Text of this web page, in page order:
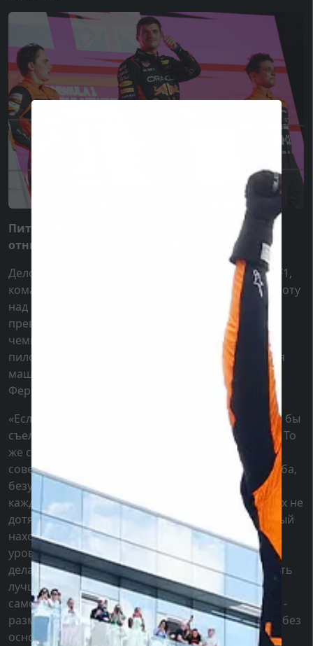
Питер Уиндзор одной рукой дает, другой
отнимает, если говорить о McLaren.
Дело в том, что по мнению признанного автора F1,
команда McLaren проделала фантастическую работу
над своим автомобилем, который за три года
превратили в главного претендента на титул
чемпиона мира. Однако он считает, что класс
пилотов команды далеко не дотягивает до уровня
машины, так как их мог бы легко обойти Макс
Ферстаппен на одинаковой технике:
«Если бы Макс сейчас сидел в McLaren, он просто бы
съел живьем Оскара Пиастри, уничтожил бы его. То
же самое касается Ландо Норриса, он был бы
совершенно беззащитен против Ферстаппена. Оба,
безусловно, сильные и талантливые гонщики, у
каждого свои сильные стороны, но ни один из них не
дотягивает до уровня Макса Ферстаппена, который
находится на совершенно удивительно высоком
уровне. Именно поэтому он способен на то, что
делает в Red Bull, и именно поэтому он может быть
лучше, чем McLaren, с автомобилем, который на
самом деле даже не достигает уровня Mercedes.» -
размышлял Уиндзор. Это серьезные слова, но не без
оснований...